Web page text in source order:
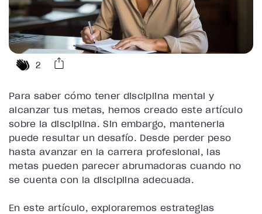
2
Para saber cómo tener disciplina mental y
alcanzar tus metas, hemos creado este artículo
sobre la disciplina. Sin embargo, mantenerla
puede resultar un desafío. Desde perder peso
hasta avanzar en la carrera profesional, las
metas pueden parecer abrumadoras cuando no
se cuenta con la disciplina adecuada.
En este artículo, exploraremos estrategias